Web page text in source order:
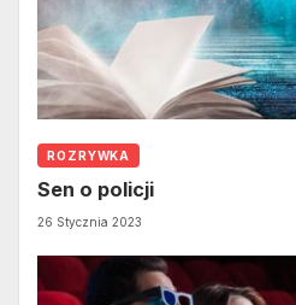
ROZRYWKA
Sen o policji
26 Stycznia 2023